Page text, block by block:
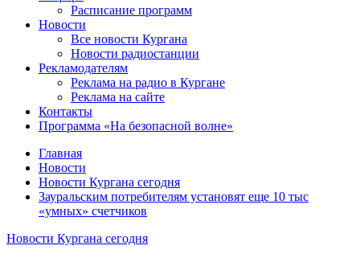
Расписание программ
Новости
Все новости Кургана
Новости радиостанции
Рекламодателям
Реклама на радио в Кургане
Реклама на сайте
Контакты
Программа «На безопасной волне»
Главная
Новости
Новости Кургана сегодня
Зауральским потребителям установят еще 10 тыс
«умных» счетчиков
Новости Кургана сегодня